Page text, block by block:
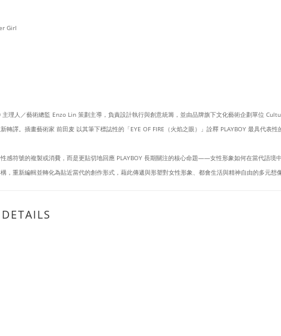
Girl
理人／藝術總監 Enzo Lin 策劃主導，負責設計執行與創意統籌，並由品牌旗下文化藝術企劃單位
轉譯。插畫藝術家 前田麦 以其筆下標誌性的「EYE OF FIRE（火焰之眼）」詮釋 PLAYBOY 最具代表
感符號的複製或消費，而是更貼切地回應 PLAYBOY 長期關注的核心命題——女性形象如何在當代語
，重新編輯並轉化為貼近當代的創作形式，藉此傳遞與形塑對女性形象、都會生活與精神自由的多元想像